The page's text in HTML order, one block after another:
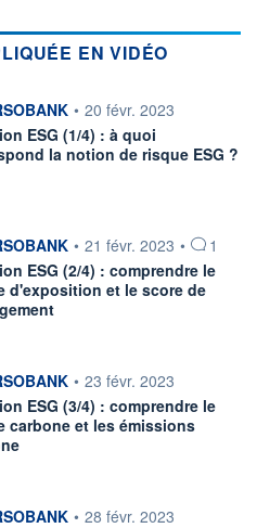
EN VIDÉO
fournie par
• 20 févr. 2023
ESG (1/4) : à quoi
la notion de risque ESG ?
fournie par
• 21 févr. 2023 •
1
ESG (2/4) : comprendre le
d'exposition et le score de
fournie par
• 23 févr. 2023
ESG (3/4) : comprendre le
carbone et les émissions
fournie par
• 28 févr. 2023